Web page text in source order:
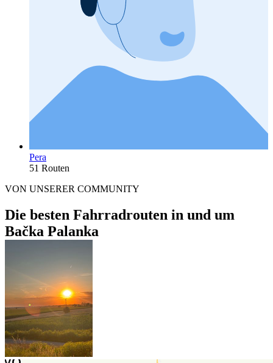
Pera
51 Routen
VON UNSERER COMMUNITY
Die besten Fahrradrouten in und um
Bačka Palanka